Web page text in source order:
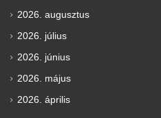
2026. augusztus
2026. július
2026. június
2026. május
2026. április